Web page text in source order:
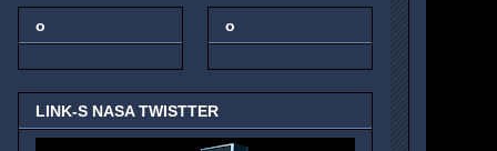
o o
LINK-S NASA TWISTTER